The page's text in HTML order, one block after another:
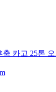
카고 25톤